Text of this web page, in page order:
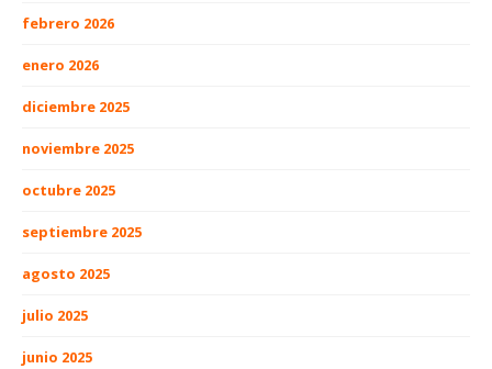
febrero 2026
enero 2026
diciembre 2025
noviembre 2025
octubre 2025
septiembre 2025
agosto 2025
julio 2025
junio 2025